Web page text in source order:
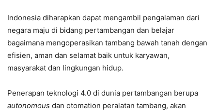
Indonesia diharapkan dapat mengambil pengalaman dari
negara maju di bidang pertambangan dan belajar
bagaimana mengoperasikan tambang bawah tanah dengan
efisien, aman dan selamat baik untuk karyawan,
masyarakat dan lingkungan hidup.
Penerapan teknologi 4.0 di dunia pertambangan berupa
autonomous dan otomation peralatan tambang, akan